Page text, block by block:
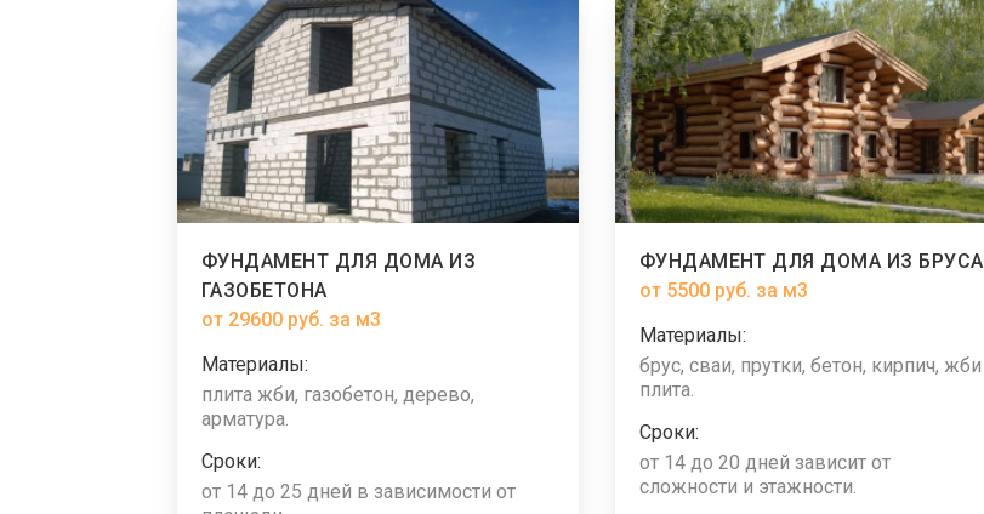
ФУНДАМЕНТ ДЛЯ ДОМА ИЗ
ГАЗОБЕТОНА
от 29600 руб. за м3
Материалы:
плита жби, газобетон, дерево,
арматура.
Сроки:
от 14 до 25 дней в зависимости от
ФУНДАМЕНТ ДЛЯ ДОМА ИЗ БРУСА
от 5500 руб. за м3
Материалы:
брус, сваи, прутки, бетон, кирпич, жби
плита.
Сроки:
от 14 до 20 дней зависит от
сложности и этажности.